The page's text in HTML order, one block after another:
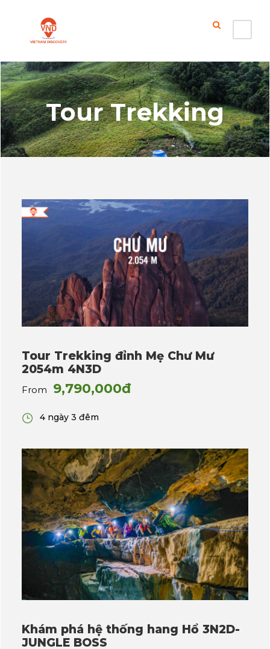
Tour Trekking
Tour Trekking đỉnh Mẹ Chư Mư
2054m 4N3D
From 9,790,000đ
4 ngày 3 đêm
Khám phá hệ thống hang Hổ 3N2D-
JUNGLE BOSS